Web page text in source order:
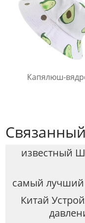
Капялюш-
Связанный
известный
самый лучший
Китай